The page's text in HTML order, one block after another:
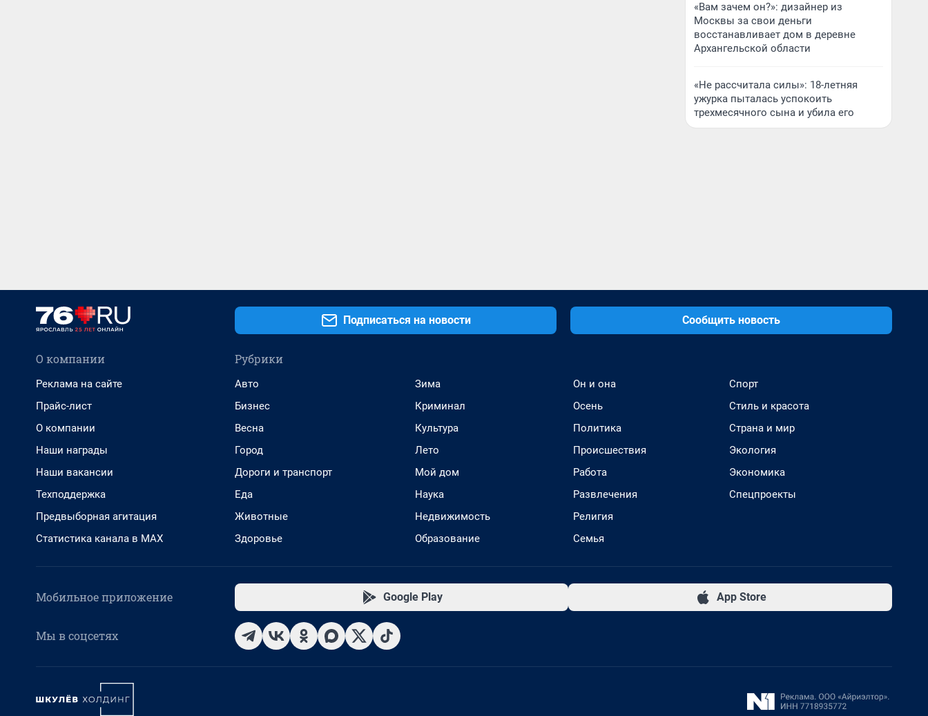
«Вам зачем он?»: дизайнер из
Москвы за свои деньги
восстанавливает дом в деревне
Архангельской области
«Не рассчитала силы»: 18-летняя
ужурка пыталась успокоить
трехмесячного сына и убила его
Подписаться на новости Сообщить новость
О компании
Реклама на сайте
Прайс-лист
О компании
Наши награды
Наши вакансии
Техподдержка
Предвыборная агитация
Статистика канала в MAX
Рубрики
Авто
Бизнес
Весна
Город
Дороги и транспорт
Еда
Животные
Здоровье
Зима
Криминал
Культура
Лето
Мой дом
Наука
Недвижимость
Образование
Он и она
Осень
Политика
Происшествия
Работа
Развлечения
Религия
Семья
Спорт
Стиль и красота
Страна и мир
Экология
Экономика
Спецпроекты
Мобильное приложение Google Play App Store
Мы в соцсетях